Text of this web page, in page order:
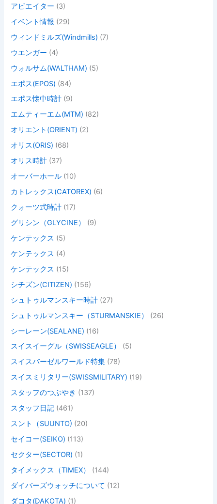
アビエイター (3)
イベント情報 (29)
ウィンドミルズ(Windmills) (7)
ウエンガー (4)
ウォルサム(WALTHAM) (5)
エポス(EPOS) (84)
エポス懐中時計 (9)
エムティーエム(MTM) (82)
オリエント(ORIENT) (2)
オリス(ORIS) (68)
オリス時計 (37)
オーバーホール (10)
カトレックス(CATOREX) (6)
クォーツ式時計 (17)
グリシン（GLYCINE）
(9)
ケンテックス (5)
ケンテックス (4)
ケンテックス (15)
シチズン(CITIZEN) (156)
シュトゥルマンスキー時計 (27)
シュトゥルマンスキー（STURMANSKIE）
(26)
シーレーン(SEALANE) (16)
スイスイーグル（SWISSEAGLE）
(5)
スイスバーゼルワールド特集 (78)
スイスミリタリー(SWISSMILITARY) (19)
スタッフのつぶやき (137)
スタッフ日記 (461)
スント（SUUNTO) (20)
セイコー(SEIKO) (113)
セクター(SECTOR) (1)
タイメックス（TIMEX）
(144)
ダイバーズウォッチについて (12)
ダコタ(DAKOTA) (1)